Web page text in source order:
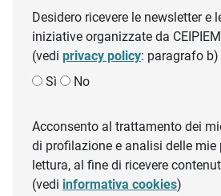
Desidero ricevere le newsletter e
iniziative organizzate da
(vedi privacy policy: paragrafo b)
Sì
No
Acconsento al trattamento dei
di profilazione e analisi delle mie
lettura, al fine di ricevere
(vedi informativa cookies)